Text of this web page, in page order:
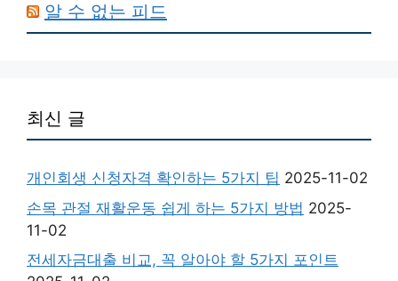
알 수 없는 피드
최신 글
개인회생 신청자격 확인하는 5가지 팁 2025-11-02
손목 관절 재활운동 쉽게 하는 5가지 방법 2025-
11-02
전세자금대출 비교, 꼭 알아야 할 5가지 포인트